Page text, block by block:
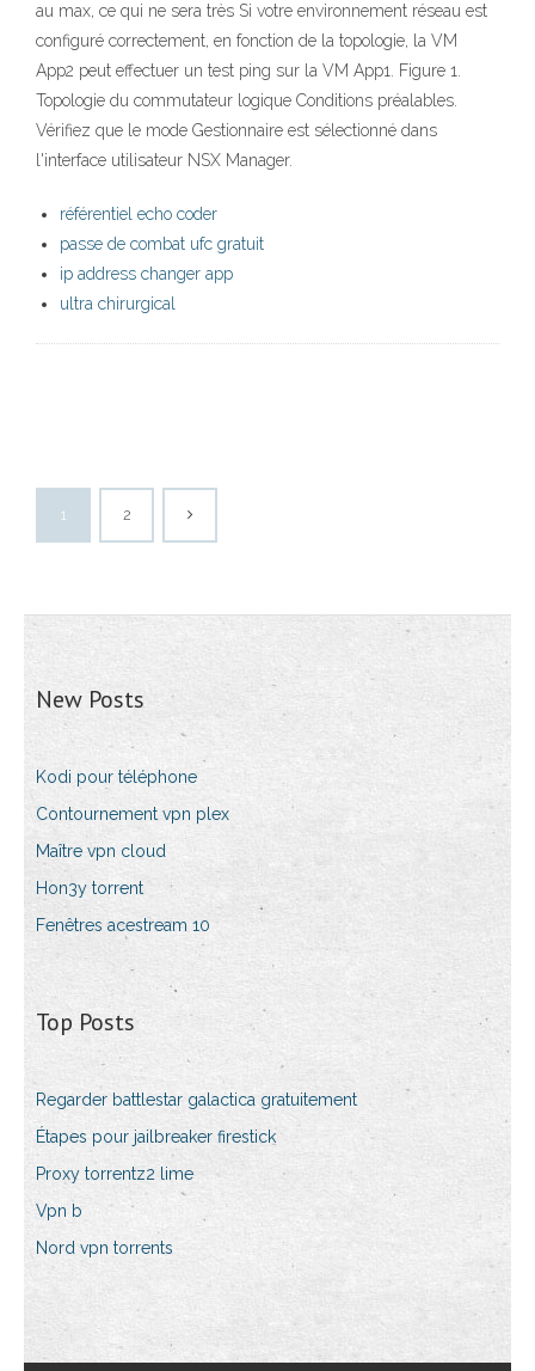
au max, ce qui ne sera très Si votre environnement réseau est
configuré correctement, en fonction de la topologie, la VM
App2 peut effectuer un test ping sur la VM App1. Figure 1.
Topologie du commutateur logique Conditions préalables.
Vérifiez que le mode Gestionnaire est sélectionné dans
l'interface utilisateur NSX Manager.
référentiel echo coder
passe de combat ufc gratuit
ip address changer app
ultra chirurgical
1 2
New Posts
Kodi pour téléphone
Contournement vpn plex
Maître vpn cloud
Hon3y torrent
Fenêtres acestream 10
Top Posts
Regarder battlestar galactica gratuitement
Étapes pour jailbreaker firestick
Proxy torrentz2 lime
Vpn b
Nord vpn torrents